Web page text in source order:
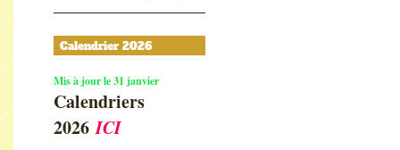
Calendrier 2026
Mis à jour le 31 janvier
Calendriers
2026ICI